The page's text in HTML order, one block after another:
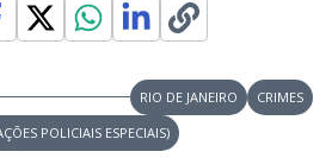
RIO DE JANEIRO
CRIMES
POLICIAIS ESPECIAIS)